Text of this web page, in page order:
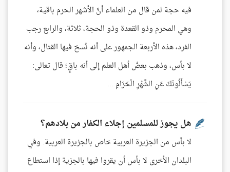
فيه حجة لمن قال من العلماء أنَّ الأشهر الحرم باقية،
وهي المحرم وذو القعدة وذو الحجة، ثلاثة، والرابع رجب
الفرد، هذه الأربعة الجمهور على أنه نُسخ فيها القتال، وأنه
لا بأس، وذهب بعضُ أهل العلم إلى أنه باقٍ؛ قال تعالى:
يَسْأَلُونَكَ عَنِ الشَّهْرِ الْحَرَامِ ...
هل يجوز للمسلمين إجلاء الكفار من بلادهم؟
لا بأس من الجزيرة العربية خاص بالجزيرة العربية. وفي
البلدان الأخرى لا بأس أن يقروا فيها بالجزية إذا استطاع